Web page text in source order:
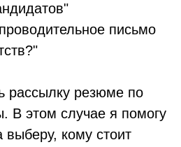
письмо
рассылку резюме по
В этом случае я помогу
кому стоит